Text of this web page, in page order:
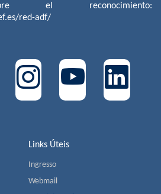
Links Úteis
Ingresso
Webmail
el reconocimiento:
red-adf/